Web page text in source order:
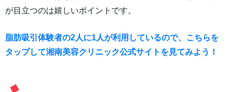
が目立つのは嬉しいポイントです。
脂肪吸引体験者の2人に1人が利用しているので、こちらを
タップして湘南美容クリニック公式サイトを見てみよう！